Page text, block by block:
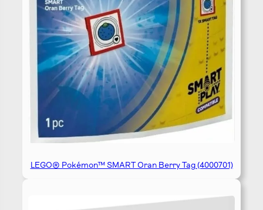
LEGO® Pokémon™ SMART Oran Berry Tag (4000701)